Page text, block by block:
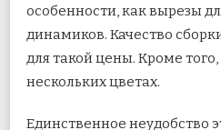
особенности, как вырезы
динамиков. Качество
для такой цены. Кроме
нескольких цветах.
Единственное неудобство